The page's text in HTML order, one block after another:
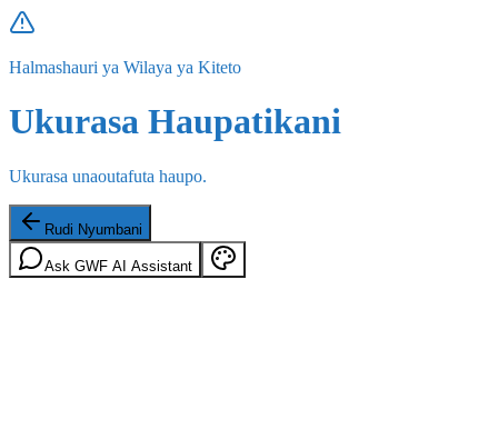
Halmashauri ya Wilaya ya Kiteto
Ukurasa Haupatikani
Ukurasa unaoutafuta haupo.
Rudi Nyumbani
Ask GWF AI Assistant